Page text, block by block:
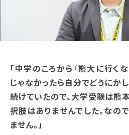
「中学のころから『熊大に行く
じゃなかったら自分でどうにか
続けていたので、大学受験は熊
択肢はありませんでした。なの
ません。」